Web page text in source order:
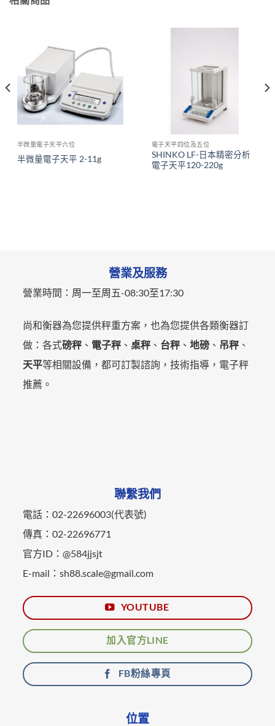
半微量電子天平六位
半微量電子天平 2-11g
電子天平四位及五位
SHINKO LF-日本精密分析
電子天平120-220g
營業及服務
營業時間： 周一至周五-08:30至17:30
尚和衡器為您提供秤重方案，也為您提供各類衡器訂
做：各式磅秤 、 電子秤 、桌秤 、 台秤 、地磅 、 吊秤 、
天平等相關設備，都可訂製諮詢，技術指導，電子秤
推薦。
聯繫我們
電話：02-22696003(代表號)
傳真：02-22696771
官方ID：@584jjsjt
E-mail：sh88.scale@gmail.com
YOUTUBE
加入官方LINE
FB粉絲專頁
位置